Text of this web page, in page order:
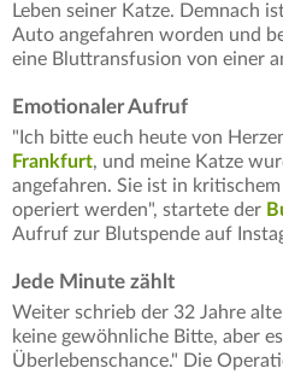
Leben seiner Katze. Demnach
Auto angefahren worden und
eine Bluttransfusion von einer
Emotionaler Aufruf
"Ich bitte euch heute von
Frankfurt, und meine Katze
angefahren. Sie ist in
operiert werden", startete der
Aufruf zur Blutspende auf
Jede Minute zählt
Weiter schrieb der 32 Jahre
keine gewöhnliche Bitte, aber
Überlebenschance." Die